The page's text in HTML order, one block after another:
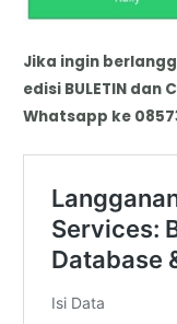
Jika ingin
edisi BULETIN dan
Whatsapp ke